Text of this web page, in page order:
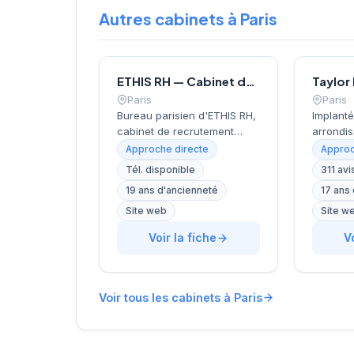
Autres cabinets à Paris
ETHIS RH — Cabinet de recrutement à Paris
Paris
Bureau parisien d'ETHIS RH,
cabinet de recrutement
fondé en 2007, spécialisé
dans le conseil en
ressources humaines, le
recrutement de cadres et
dirigeants, le coaching et
rue de Monceau dans le 8e
proximité du Parc Monceau,
l'équipe accompagne les
entreprises franciliennes
Approche directe
Tél. disponible
19 ans d'ancienneté
Site web
Voir la fiche
Paris
cœur du
dans un
la base
311
17
Site
Voir tous les cabinets à Paris